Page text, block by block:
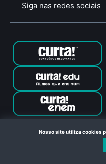
Siga nas redes sociais
Canal Curta © 2024. Todos
no
Nosso site utiliza cookies